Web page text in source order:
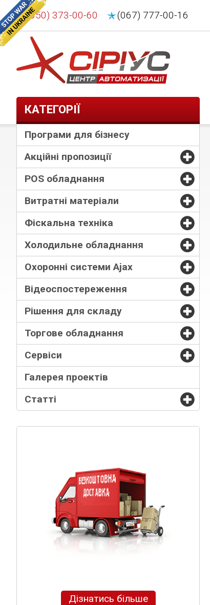
(050) 373-00-60 (067) 777-00-16
КАТЕГОРІЇ
Програми для бізнесу
Акційні пропозиції
POS обладнання
Витратні матеріали
Фіскальна техніка
Холодильне обладнання
Охоронні системи Ajax
Відеоспостереження
Рішення для складу
Торгове обладнання
Сервіси
Галерея проектів
Статті
Дізнатись більше